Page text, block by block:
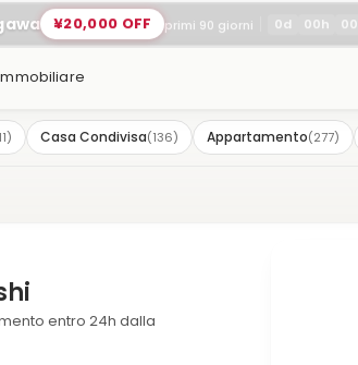
¥20,000 OFF primi 90 giorni 0d 00h 00
11) Casa Condivisa(136) Appartamento(277)
entro 24h dalla